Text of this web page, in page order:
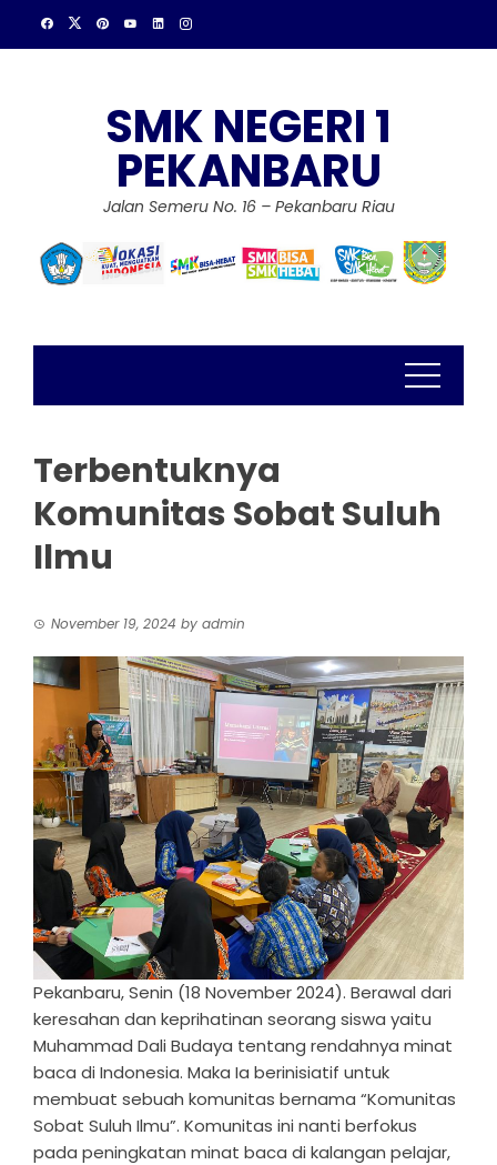
SMK NEGERI 1
PEKANBARU
Jalan Semeru No. 16 – Pekanbaru Riau
Terbentuknya
Komunitas Sobat Suluh
Ilmu
November 19, 2024 by admin
Pekanbaru, Senin (18 November 2024). Berawal dari
keresahan dan keprihatinan seorang siswa yaitu
Muhammad Dali Budaya tentang rendahnya minat
baca di Indonesia. Maka Ia berinisiatif untuk
membuat sebuah komunitas bernama “Komunitas
Sobat Suluh Ilmu”. Komunitas ini nanti berfokus
pada peningkatan minat baca di kalangan pelajar,